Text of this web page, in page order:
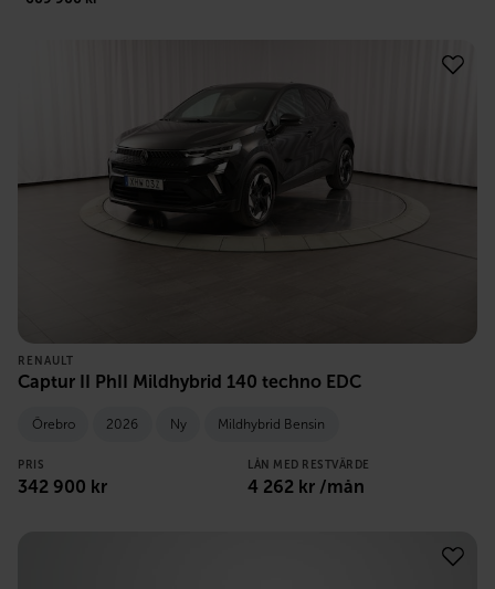
RENAULT
Captur II PhII Mildhybrid 140 techno EDC
Örebro 2026 Ny Mildhybrid Bensin
PRIS
342 900 kr
LÅN MED RESTVÄRDE
4 262 kr /mån